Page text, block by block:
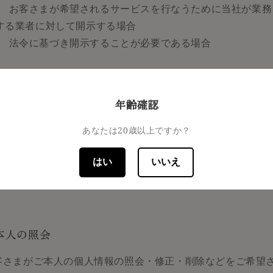
お客さまが希望されるサービスを行なうために当社が業
る業者に対して開示する場合
法令に基づき開示することが必要である場合
情報の安全対策
は、個人情報の正確性及び安全性確保のために、セキュリ
の対策を講じています。
人の照会
さまがご本人の個人情報の照会・修正・削除などをご希望
年齢確認
あなたは20歳以上ですか？
はい いいえ